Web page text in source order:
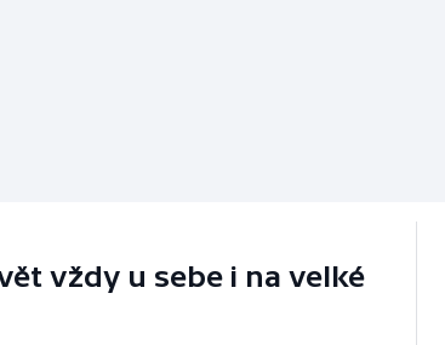
vždy u sebe i na velké